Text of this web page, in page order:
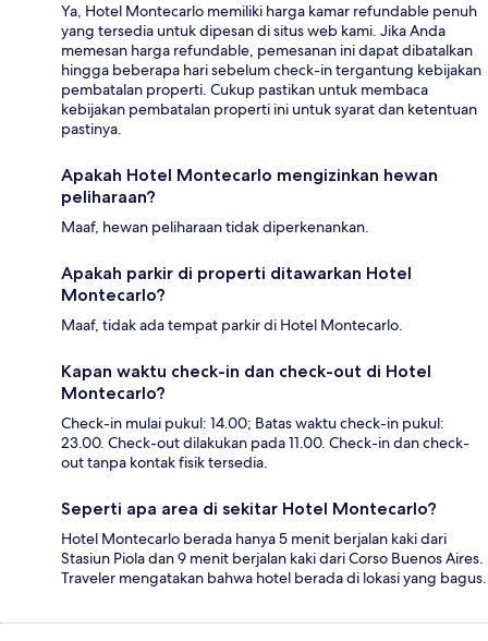
Ya, Hotel Montecarlo memiliki harga kamar refundable penuh
yang tersedia untuk dipesan di situs web kami. Jika Anda
memesan harga refundable, pemesanan ini dapat dibatalkan
hingga beberapa hari sebelum check-in tergantung kebijakan
pembatalan properti. Cukup pastikan untuk membaca
kebijakan pembatalan properti ini untuk syarat dan ketentuan
pastinya.
Apakah Hotel Montecarlo mengizinkan hewan
peliharaan?
Maaf, hewan peliharaan tidak diperkenankan.
Apakah parkir di properti ditawarkan Hotel
Montecarlo?
Maaf, tidak ada tempat parkir di Hotel Montecarlo.
Kapan waktu check-in dan check-out di Hotel
Montecarlo?
Check-in mulai pukul: 14.00; Batas waktu check-in pukul:
23.00. Check-out dilakukan pada 11.00. Check-in dan check-
out tanpa kontak fisik tersedia.
Seperti apa area di sekitar Hotel Montecarlo?
Hotel Montecarlo berada hanya 5 menit berjalan kaki dari
Stasiun Piola dan 9 menit berjalan kaki dari Corso Buenos Aires.
Traveler mengatakan bahwa hotel berada di lokasi yang bagus.